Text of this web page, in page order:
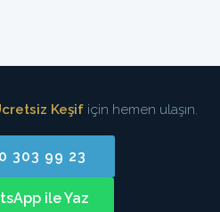
Keşif için hemen ulaşın.
303 99 23
ile Yaz